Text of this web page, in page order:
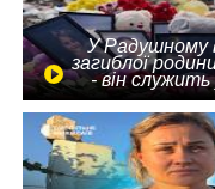
У Радушному
загиблої
- він служить